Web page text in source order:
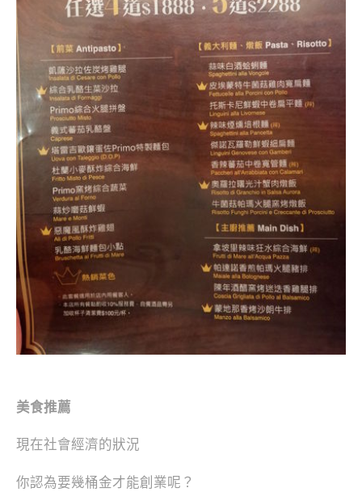
美食推薦
現在社會經濟的狀況
你認為要幾桶金才能創業呢？